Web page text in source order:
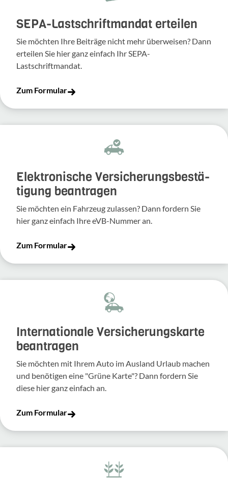
SEPA-Lastschriftmandat erteilen
Sie möchten Ihre Beiträge nicht mehr überweisen? Dann
erteilen Sie hier ganz einfach Ihr SEPA-
Lastschriftmandat.
Zum Formular
Elek­tro­ni­sche Versi­che­rungs­be­stä­
ti­gung bean­tragen
Sie möchten ein Fahr­zeug zulassen? Dann fordern Sie
hier ganz einfach Ihre eVB-​Nummer an.
Zum Formular
Inter­na­tio­nale Versi­che­rungs­karte
bean­tragen
Sie möchten mit Ihrem Auto im Ausland Urlaub machen
und benö­tigen eine "Grüne Karte"? Dann fordern Sie
diese hier ganz einfach an.
Zum Formular